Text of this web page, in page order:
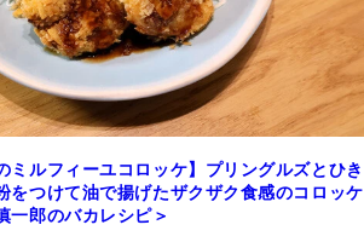
ミルフィーユコロッケ】プリングルズとひき
をつけて油で揚げたザクザク食感のコロッケ
一郎のバカレシピ＞